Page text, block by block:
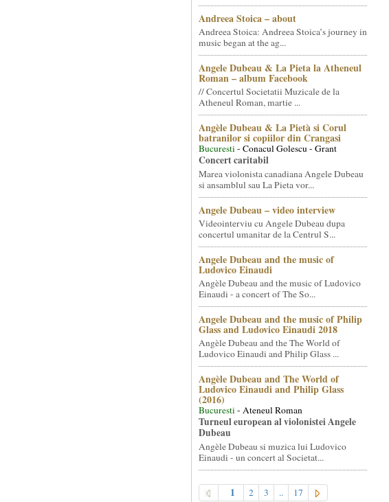
Andreea Stoica – about
Andreea Stoica: Andreea Stoica’s journey in
music began at the ag...
Angele Dubeau & La Pieta la Atheneul
Roman – album Facebook
// Concertul Societatii Muzicale de la
Atheneul Roman, martie ...
Angèle Dubeau & La Pietà si Corul
batranilor si copiilor din Crangasi
Bucuresti- Conacul Golescu - Grant
Concert caritabil
Marea violonista canadiana Angele Dubeau
si ansamblul sau La Pieta vor...
Angele Dubeau – video interview
Videointerviu cu Angele Dubeau dupa
concertul umanitar de la Centrul S...
Angele Dubeau and the music of
Ludovico Einaudi
Angèle Dubeau and the music of Ludovico
Einaudi - a concert of The So...
Angele Dubeau and the music of Philip
Glass and Ludovico Einaudi 2018
Angèle Dubeau and the The World of
Ludovico Einaudi and Philip Glass ...
Angèle Dubeau and The World of
Ludovico Einaudi and Philip Glass
(2016)
Bucuresti- Ateneul Roman
Turneul european al violonistei Angele
Dubeau
Angèle Dubeau si muzica lui Ludovico
Einaudi - un concert al Societat...
1 2 3 .. 17